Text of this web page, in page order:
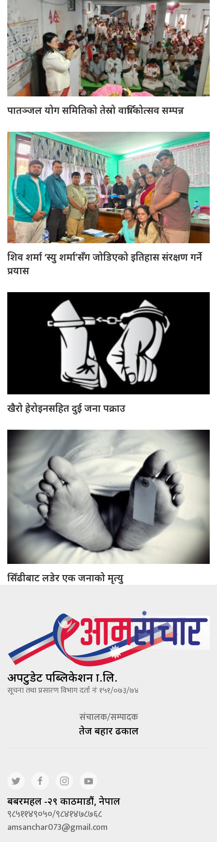
पातञ्जल योग समितिको तेस्रो वार्षिकोत्सव सम्पन्न
शिव शर्मा ‘स्यु शर्मा’सँग जोडिएको इतिहास संरक्षण गर्ने
प्रयास
खैरो हेरोइनसहित दुई जना पक्राउ
सिँढीबाट लडेर एक जनाको मृत्यु
अपटुडेट पब्लिकेशन प्रा.लि.
सूचना तथा प्रसारण विभाग दर्ता नंः १५१/०७३/७४
संचालक/सम्पादक
तेज बहादूर ढकाल
बबरमहल -२९ काठमाडौं, नेपाल
९८५११४९०५०/९८४१४७८७६८
amsanchar073@gmail.com